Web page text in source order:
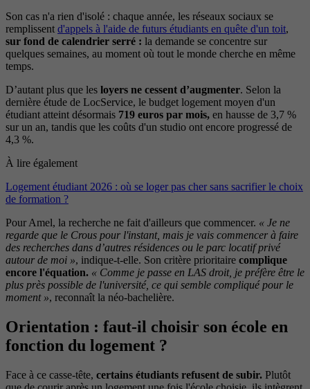
Son cas n'a rien d'isolé : chaque année, les réseaux sociaux se
remplissent d'appels à l'aide de futurs étudiants en quête d'un toit,
sur fond de calendrier serré : la demande se concentre sur
quelques semaines, au moment où tout le monde cherche en même
temps.
D’autant plus que les loyers ne cessent d’augmenter. Selon la
dernière étude de LocService, le budget logement moyen d'un
étudiant atteint désormais 719 euros par mois, en hausse de 3,7 %
sur un an, tandis que les coûts d'un studio ont encore progressé de
4,3 %.
À lire également
Logement étudiant 2026 : où se loger pas cher sans sacrifier le choix
de formation ?
Pour Amel, la recherche ne fait d'ailleurs que commencer. « Je ne
regarde que le Crous pour l'instant, mais je vais commencer à faire
des recherches dans d’autres résidences ou le parc locatif privé
autour de moi », indique-t-elle. Son critère prioritaire complique
encore l'équation. « Comme je passe en LAS droit, je préfère être le
plus près possible de l'université, ce qui semble compliqué pour le
moment », reconnaît la néo-bachelière.
Orientation : faut-il choisir son école en
fonction du logement ?
Face à ce casse-tête, certains étudiants refusent de subir. Plutôt